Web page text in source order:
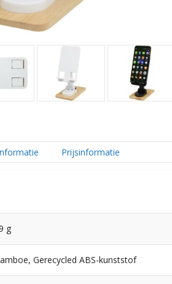
Prijsinformatie
g
Gerecycled ABS-kunststof